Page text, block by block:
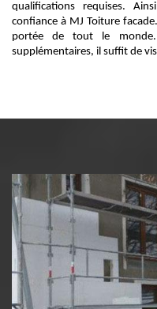
qualifications requises.
confiance à MJ Toiture
portée de tout le monde.
supplémentaires, il suffit de